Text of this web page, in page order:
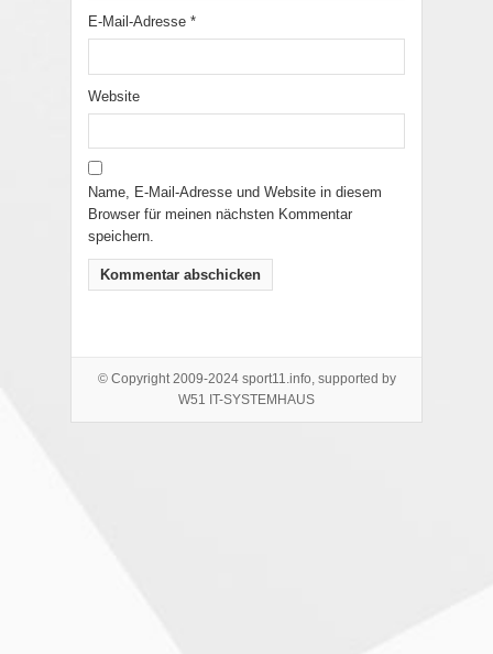
E-Mail-Adresse *
Website
Name, E-Mail-Adresse und Website in diesem
Browser für meinen nächsten Kommentar
speichern.
© Copyright 2009-2024 sport11.info, supported by
W51 IT-SYSTEMHAUS